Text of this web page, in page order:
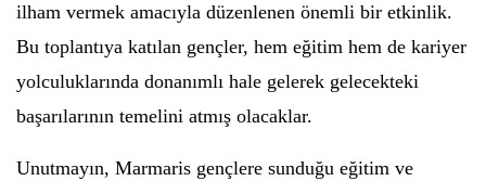
ilham vermek amacıyla düzenlenen önemli bir etkinlik.
Bu toplantıya katılan gençler, hem eğitim hem de kariyer
yolculuklarında donanımlı hale gelerek gelecekteki
başarılarının temelini atmış olacaklar.
Unutmayın, Marmaris gençlere sunduğu eğitim ve